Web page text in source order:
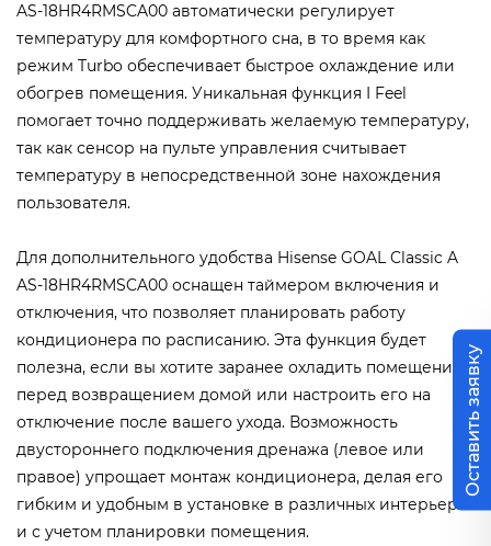
AS-18HR4RMSCA00 автоматически регулирует
температуру для комфортного сна, в то время как
режим Turbo обеспечивает быстрое охлаждение или
обогрев помещения. Уникальная функция I Feel
помогает точно поддерживать желаемую температуру,
так как сенсор на пульте управления считывает
температуру в непосредственной зоне нахождения
пользователя.
Для дополнительного удобства Hisense GOAL Classic A
AS-18HR4RMSCA00 оснащен таймером включения и
отключения, что позволяет планировать работу
кондиционера по расписанию. Эта функция будет
полезна, если вы хотите заранее охладить помещение
перед возвращением домой или настроить его на
отключение после вашего ухода. Возможность
двустороннего подключения дренажа (левое или
правое) упрощает монтаж кондиционера, делая его
гибким и удобным в установке в различных интерьерах
и с учетом планировки помещения.
Оставить заявку